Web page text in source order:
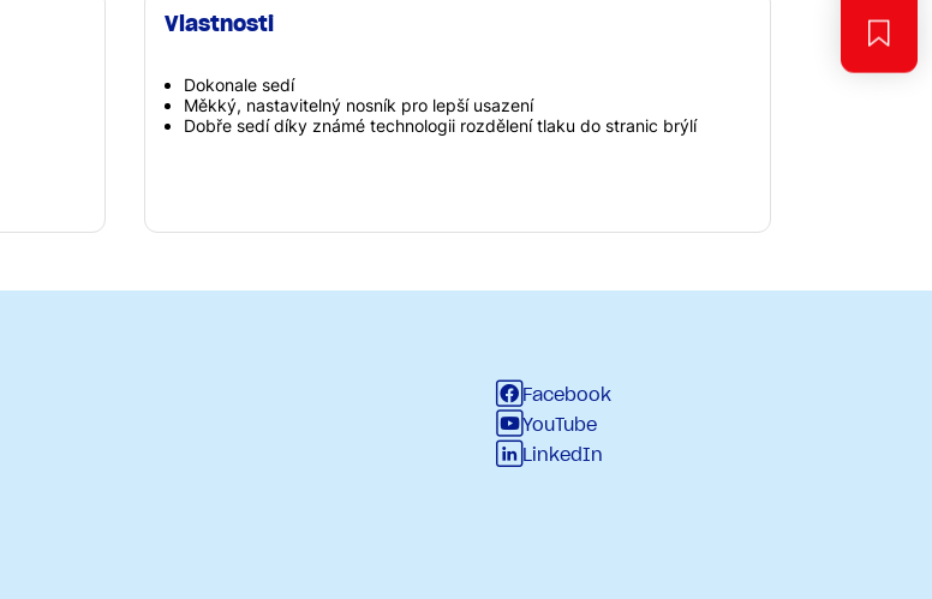
Vlastnosti
Dokonale sedí
Měkký, nastavitelný nosník pro lepší usazení
Dobře sedí díky známé technologii rozdělení tlaku do stranic brýlí
Facebook
YouTube
LinkedIn